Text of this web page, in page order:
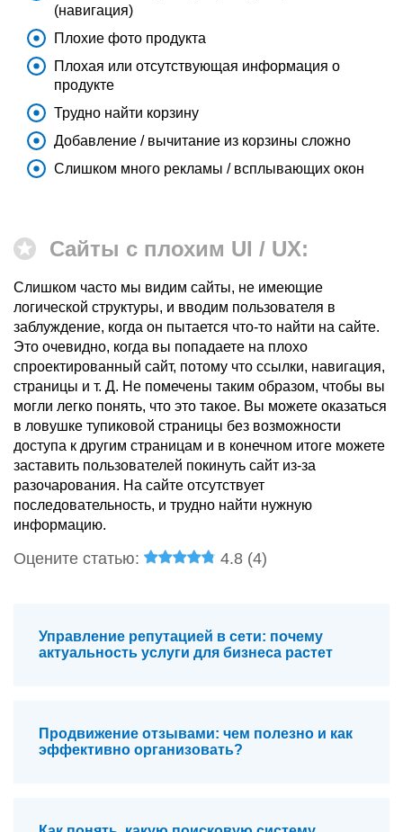
(навигация)
Плохие фото продукта
Плохая или отсутствующая информация о
продукте
Трудно найти корзину
Добавление / вычитание из корзины сложно
Слишком много рекламы / всплывающих окон
Сайты с плохим UI / UX:
Слишком часто мы видим сайты, не имеющие
логической структуры, и вводим пользователя в
заблуждение, когда он пытается что-то найти на сайте.
Это очевидно, когда вы попадаете на плохо
спроектированный сайт, потому что ссылки, навигация,
страницы и т. Д. Не помечены таким образом, чтобы вы
могли легко понять, что это такое. Вы можете оказаться
в ловушке тупиковой страницы без возможности
доступа к другим страницам и в конечном итоге можете
заставить пользователей покинуть сайт из-за
разочарования. На сайте отсутствует
последовательность, и трудно найти нужную
информацию.
Оцените статью: 4.8 (4)
Управление репутацией в сети: почему
актуальность услуги для бизнеса растет
Продвижение отзывами: чем полезно и как
эффективно организовать?